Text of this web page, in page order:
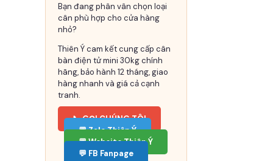
Bạn đang phân vân chọn loại
cân phù hợp cho cửa hàng
nhỏ?
Thiên Ý cam kết cung cấp cân
bàn điện tử mini 30kg chính
hãng, bảo hành 12 tháng, giao
hàng nhanh và giá cả cạnh
tranh.
📞 GỌI CHÚNG TÔI
💬 Zalo Thiên Ý
💬 Website Thiên Ý
💬 FB Fanpage